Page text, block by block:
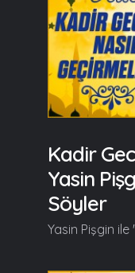
Kadir
Yasin
Söyler